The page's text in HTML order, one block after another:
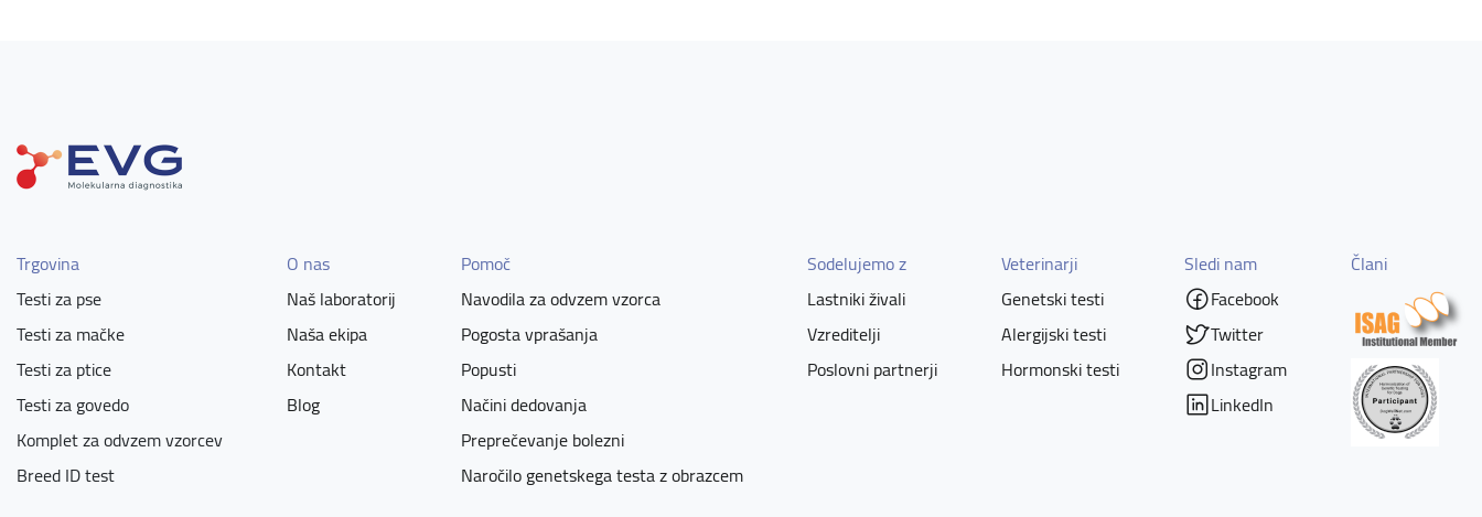
Trgovina
Testi za pse
Testi za mačke
Testi za ptice
Testi za govedo
Komplet za odvzem vzorcev
Breed ID test
O nas
Naš laboratorij
Naša ekipa
Kontakt
Blog
Pomoč
Navodila za odvzem vzorca
Pogosta vprašanja
Popusti
Načini dedovanja
Preprečevanje bolezni
Naročilo genetskega testa z obrazcem
Sodelujemo z
Lastniki živali
Vzreditelji
Poslovni partnerji
Veterinarji
Genetski testi
Alergijski testi
Hormonski testi
Sledi nam
Facebook
Twitter
Instagram
LinkedIn
Člani